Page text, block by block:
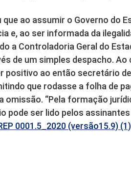
ao assumir o Governo do
e, ao ser informada da
a Controladoria Geral do
de um simples despacho.
positivo ao então secretário
que rodasse a folha de
omissão. “Pela formação
pode ser lido pelos
0001.5_2020 (versão15.9) (1)